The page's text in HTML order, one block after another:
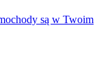
są w Twoim